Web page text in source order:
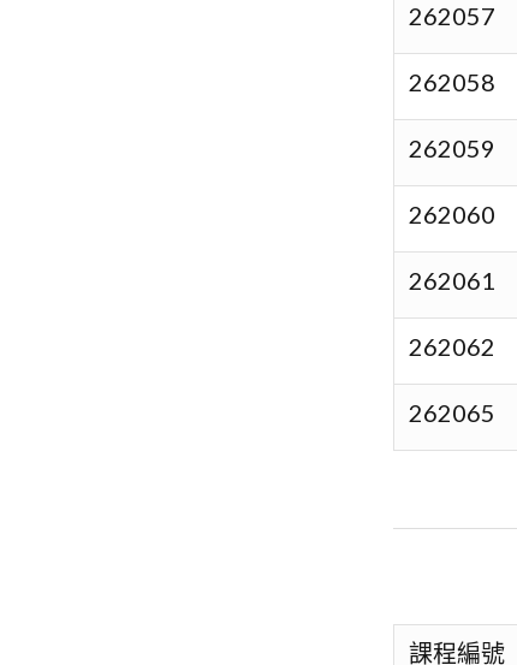
262057
262058
262059
262060
262061
262062
262065
課程編號